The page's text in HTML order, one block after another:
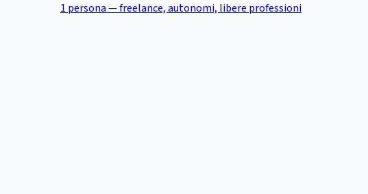
1 persona — freelance, autonomi, libere professioni